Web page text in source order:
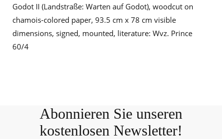
Godot II (Landstraße: Warten auf Godot), woodcut on
chamois-colored paper, 93.5 cm x 78 cm visible
dimensions, signed, mounted, literature: Wvz. Prince
60/4
Abonnieren Sie unseren
kostenlosen Newsletter!